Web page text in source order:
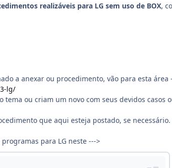
realizáveis para LG sem uso de BOX,
a anexar ou procedimento, vão para esta área
lg/
ou criam um novo com seus devidos casos
que aqui esteja postado, se necessário.
para LG neste --->